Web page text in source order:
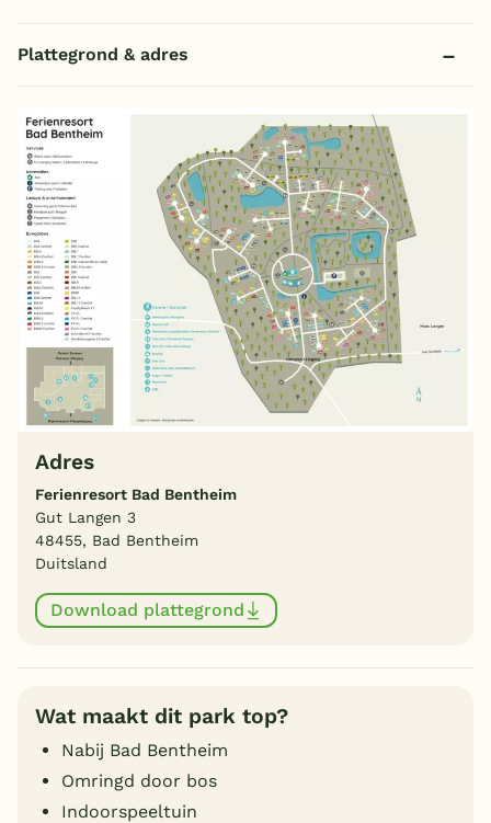
Plattegrond & adres
Adres
Ferienresort Bad Bentheim
Gut Langen 3
48455, Bad Bentheim
Duitsland
Download plattegrond
Wat maakt dit park top?
Nabij Bad Bentheim
Omringd door bos
Indoorspeeltuin